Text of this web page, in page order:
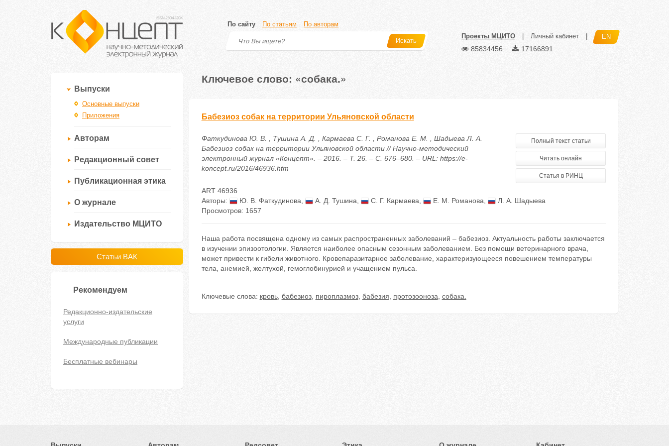
По сайту По статьям По авторам
Искать
Проекты МЦИТО Личный кабинет EN
85834456 17166891
Выпуски
Основные выпуски
Приложения
Авторам
Редакционный совет
Публикационная этика
О журнале
Издательство МЦИТО
Статьи ВАК
Рекомендуем
Редакционно-издательские
услуги
Международные публикации
Бесплатные вебинары
Ключевое слово: «собака.»
Бабезиоз собак на территории Ульяновской области
Фаткудинова Ю. В. , Тушина А. Д. , Кармаева С. Г. , Романова Е. М. , Шадыева Л. А.
Бабезиоз собак на территории Ульяновской области // Научно-методический
электронный журнал «Концепт». – 2016. – Т. 26. – С. 676–680. – URL: https://e-
koncept.ru/2016/46936.htm
Полный текст статьи
Читать онлайн
Статья в РИНЦ
ART 46936
Авторы:
Ю. В. Фаткудинова А. Д. Тушина С. Г. Кармаева Е. М. Романова
Л. А. Шадыева
Просмотров: 1657
Наша работа посвящена одному из самых распространенных заболеваний – бабезиоз. Актуальность работы заключается
в изучении эпизоотологии. Является наиболее опасным сезонным заболеванием. Без помощи ветеринарного врача,
может привести к гибели животного. Кровепаразитарное заболевание, характеризующееся повешением температуры
тела, анемией, желтухой, гемоглобинурией и учащением пульса.
Ключевые слова: кровь, бабезиоз, пироплазмоз, бабезия протозооноза собака.